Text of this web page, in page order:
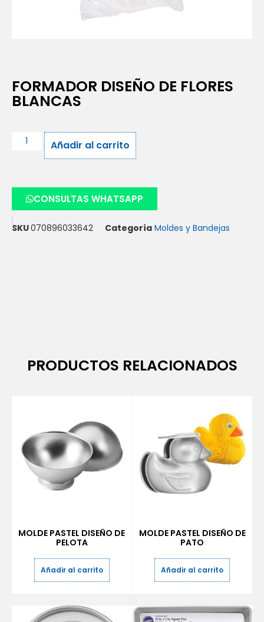
FORMADOR DISEÑO DE FLORES
BLANCAS
Añadir al carrito
CONSULTAS WHATSAPP
SKU070896033642 Categoría Moldes y Bandejas
PRODUCTOS RELACIONADOS
MOLDE PASTEL DISEÑO DE
PELOTA
Añadir al carrito
MOLDE PASTEL DISEÑO DE
PATO
Añadir al carrito